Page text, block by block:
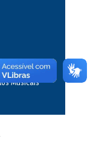
Musicais